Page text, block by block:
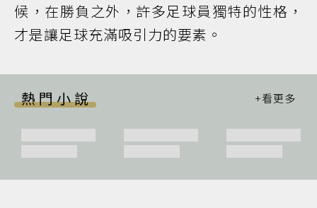
候，在勝負之外，許多足球員獨特的性格，
才是讓足球充滿吸引力的要素。
熱門小說